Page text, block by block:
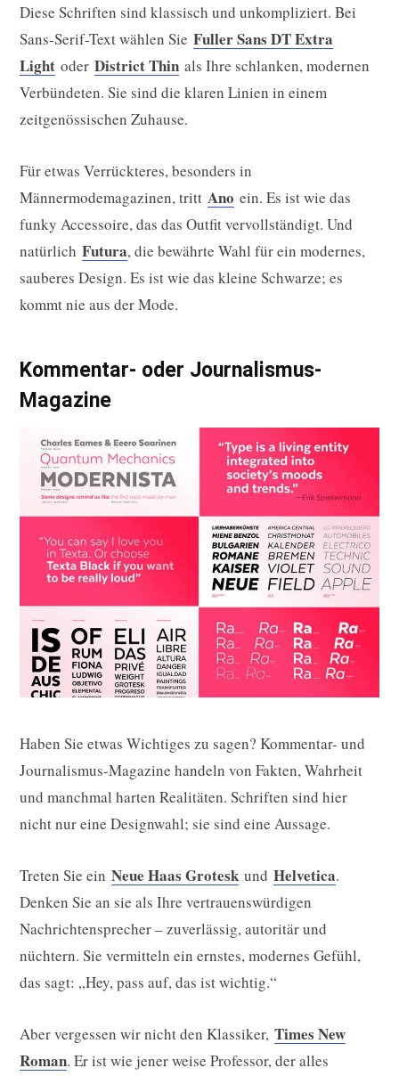
Diese Schriften sind klassisch und unkompliziert. Bei
Sans-Serif-Text wählen Sie Fuller Sans DT Extra
Light oder District Thin als Ihre schlanken, modernen
Verbündeten. Sie sind die klaren Linien in einem
zeitgenössischen Zuhause.
Für etwas Verrückteres, besonders in
Männermodemagazinen, tritt Ano ein. Es ist wie das
funky Accessoire, das das Outfit vervollständigt. Und
natürlich Futura, die bewährte Wahl für ein modernes,
sauberes Design. Es ist wie das kleine Schwarze; es
kommt nie aus der Mode.
Kommentar- oder Journalismus-
Magazine
Haben Sie etwas Wichtiges zu sagen? Kommentar- und
Journalismus-Magazine handeln von Fakten, Wahrheit
und manchmal harten Realitäten. Schriften sind hier
nicht nur eine Designwahl; sie sind eine Aussage.
Treten Sie ein Neue Haas Grotesk und Helvetica.
Denken Sie an sie als Ihre vertrauenswürdigen
Nachrichtensprecher – zuverlässig, autoritär und
nüchtern. Sie vermitteln ein ernstes, modernes Gefühl,
das sagt: „Hey, pass auf, das ist wichtig.“
Aber vergessen wir nicht den Klassiker, Times New
Roman. Er ist wie jener weise Professor, der alles